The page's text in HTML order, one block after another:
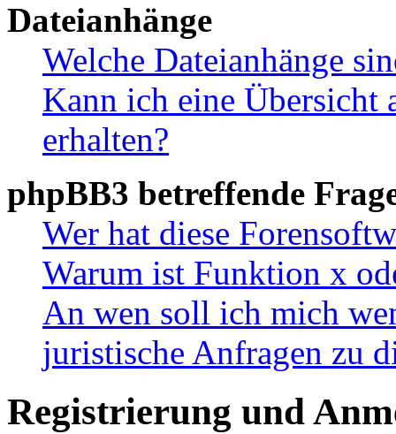
Dateianhänge
Welche Dateianhänge
Kann ich eine Übersicht
erhalten?
phpBB3 betreffende
Wer hat diese
Warum ist Funktion x
An wen soll ich mich
juristische Anfragen zu
Registrierung und